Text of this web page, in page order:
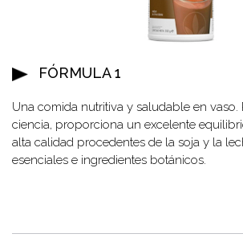
FÓRMULA 1
Una comida nutritiva y saludable en
ciencia, proporciona un excelente
alta calidad procedentes de la soja y la
esenciales e ingredientes botánicos.